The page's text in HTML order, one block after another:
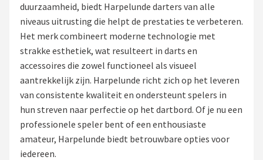
Toernooien
Spelregels
Uitgooilijst
Dartshop
POPULAIRE MERKEN
Target
duurzaamheid, biedt Harpelunde darters van alle
niveaus uitrusting die helpt de prestaties te verbeteren.
Het merk combineert moderne technologie met
strakke esthetiek, wat resulteert in darts en
accessoires die zowel functioneel als visueel
aantrekkelijk zijn. Harpelunde richt zich op het leveren
van consistente kwaliteit en ondersteunt spelers in
hun streven naar perfectie op het dartbord. Of je nu een
professionele speler bent of een enthousiaste
amateur, Harpelunde biedt betrouwbare opties voor
iedereen.